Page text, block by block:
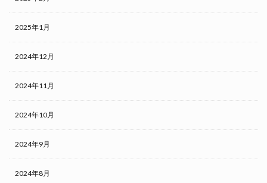
2025年1月
2024年12月
2024年11月
2024年10月
2024年9月
2024年8月